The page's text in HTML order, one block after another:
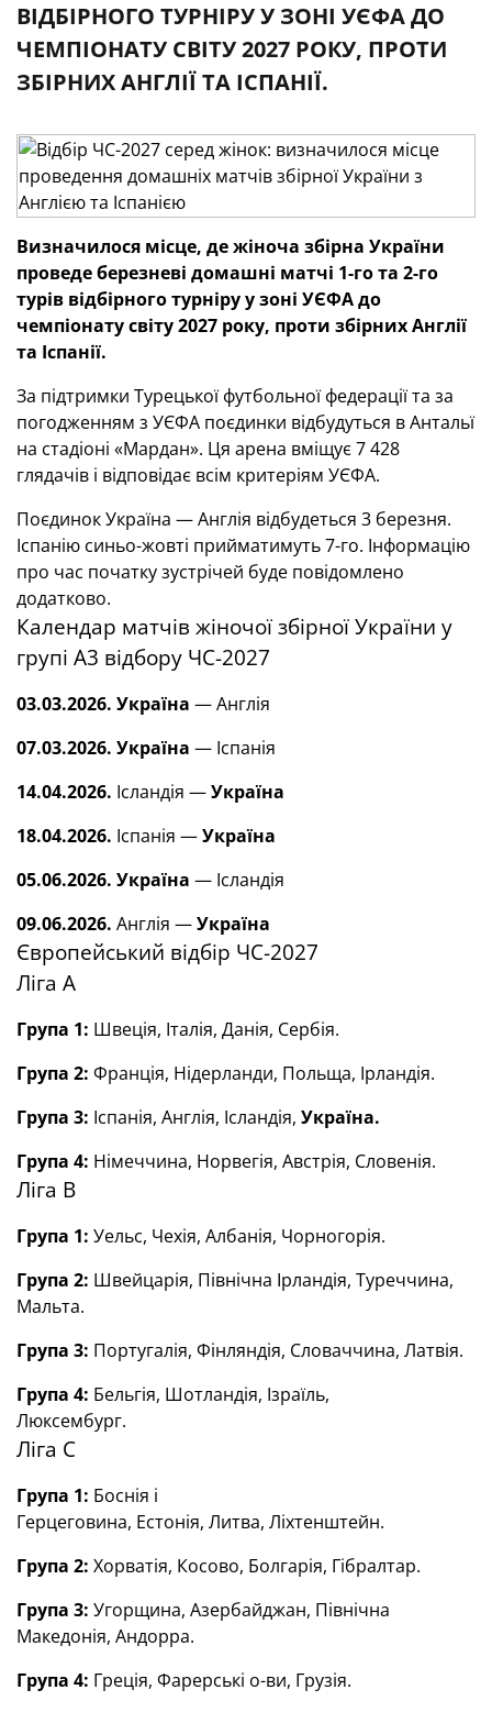
ВІДБІРНОГО ТУРНІРУ У ЗОНІ УЄФА ДО
ЧЕМПІОНАТУ СВІТУ 2027 РОКУ, ПРОТИ
ЗБІРНИХ АНГЛІЇ ТА ІСПАНІЇ.
Визначилося місце, де жіноча збірна України
проведе березневі домашні матчі 1-го та 2-го
турів відбірного турніру у зоні УЄФА до
чемпіонату світу 2027 року, проти збірних Англії
та Іспанії.
За підтримки Турецької футбольної федерації та за
погодженням з УЄФА поєдинки відбудуться в Антальї
на стадіоні «Мардан». Ця арена вміщує 7 428
глядачів і відповідає всім критеріям УЄФА.
Поєдинок Україна — Англія відбудеться 3 березня.
Іспанію синьо-жовті прийматимуть 7-го. Інформацію
про час початку зустрічей буде повідомлено
додатково.
Календар матчів жіночої збірної України у
групі А3 відбору ЧС-2027
03.03.2026. Україна — Англія
07.03.2026. Україна — Іспанія
14.04.2026. Ісландія —Україна
18.04.2026. Іспанія —Україна
05.06.2026. Україна — Ісландія
09.06.2026. Англія —Україна
Європейський відбір ЧС-2027
Ліга А
Група 1: Швеція, Італія, Данія, Сербія.
Група 2: Франція, Нідерланди, Польща, Ірландія.
Група 3: Іспанія, Англія, Ісландія, Україна.
Група 4: Німеччина, Норвегія, Австрія, Словенія.
Ліга В
Група 1: Уельс, Чехія, Албанія, Чорногорія.
Група 2: Швейцарія, Північна Ірландія, Туреччина,
Мальта.
Група 3: Португалія, Фінляндія, Словаччина, Латвія.
Група 4: Бельгія, Шотландія, Ізраїль,
Люксембург.
Ліга С
Група 1: Боснія і
Герцеговина, Естонія, Литва, Ліхтенштейн.
Група 2: Хорватія, Косово, Болгарія, Гібралтар.
Група 3: Угорщина, Азербайджан, Північна
Македонія, Андорра.
Група 4: Греція, Фарерські о-ви, Грузія.